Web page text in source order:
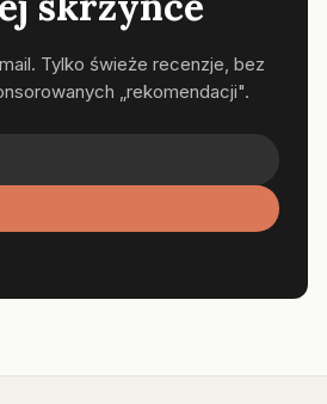
Tylko świeże recenzje, bez
„rekomendacji".